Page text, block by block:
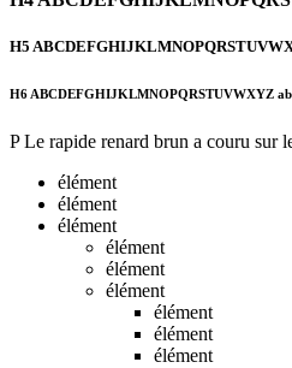
H5
H6 ABCDEFGHIJKLMNOPQRSTUVWXYZ
P Le rapide renard brun a couru
élément
élément
élément
élément
élément
élément
élément
élément
élément